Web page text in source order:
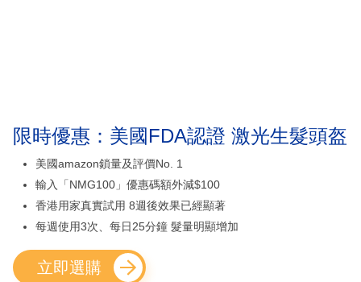
限時優惠：美國FDA認證 激光生髮頭盔
美國amazon鎖量及評價No. 1
輸入「NMG100」優惠碼額外減$100
香港用家真實試用 8週後效果已經顯著
每週使用3次、每日25分鐘 髮量明顯增加
立即選購